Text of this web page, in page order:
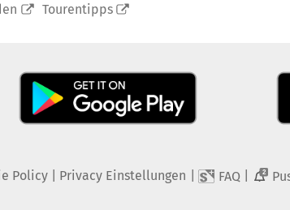
Tourentipps
Policy| Privacy Einstellungen FAQ 2